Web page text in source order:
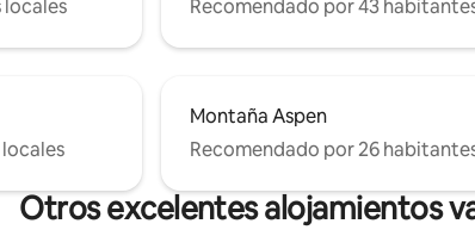
locales
Recomendado por 43
Montaña Aspen
Recomendado por 26
Otros excelentes alojamientos